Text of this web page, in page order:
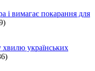
і вимагає покарання для
українських